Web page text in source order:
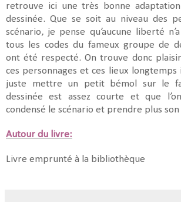
retrouve ici une très bonne
dessinée. Que se soit au niveau des
scénario, je pense qu’aucune liberté
tous les codes du fameux groupe de
ont été respecté. On trouve donc
ces personnages et ces lieux longtemps
juste mettre un petit bémol sur le
dessinée est assez courte et que
condensé le scénario et prendre plus
Autour du livre:
Livre emprunté à la bibliothèque